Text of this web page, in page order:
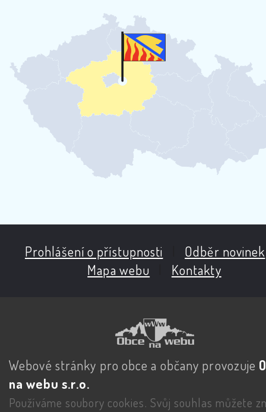
Prohlášení o přístupnosti Odběr novinek
Mapa webu
Kontakty
Webové stránky pro obce a občany provozuje
na webu s.r.o.
Používáme soubory cookies. Svůj souhlas můžete